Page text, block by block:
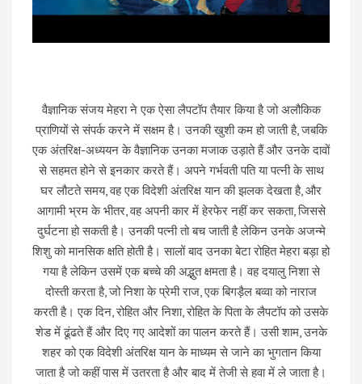
वैज्ञानिक संजय मेहरा ने एक ऐसा लैपटॉप तैयार किया है जो अलौकिक
प्राणियों से संपर्क करने में सक्षम है। उनकी खुशी कम हो जाती है, जबकि
एक अंतरिक्ष-अध्ययन के वैज्ञानिक उनका मजाक उड़ाते हैं और उनके दावों
से सहमत होने से इनकार करते हैं। अपने गर्भवती पति या पत्नी के साथ
घर लौटते समय, वह एक विदेशी अंतरिक्ष यान की झलक देखता है, और
आगामी भ्रम के भीतर, वह अपनी कार में हेरफेर नहीं कर सकता, जिससे
दुर्घटना हो सकती है। उनकी पत्नी तो बच जाती है लेकिन उनके अजन्मे
शिशु को मानसिक क्षति होती है। सालों बाद उनका बेटा रोहित मेहरा बड़ा हो
गया है लेकिन उसमें एक बच्चे की अद्भुत क्षमता है। वह दयालु निशा से
दोस्ती करता है, जो निशा के प्रेमी राज, एक बिगड़ैल बव्वा को नाराज
करती है। एक दिन, रोहित और निशा, रोहित के पिता के लैपटॉप को उसके
शेड में ढूंढते हैं और दिए गए आदेशों का पालन करते हैं। उसी शाम, उनके
शहर को एक विदेशी अंतरिक्ष यान के माध्यम से जाने का भुगतान किया
जाता है जो कहीं पास में उतरता है और बाद में तेजी से हवा में ले जाता है।